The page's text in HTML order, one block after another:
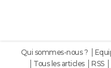
Qui sommes-nous ?
Tous les articles
RSS